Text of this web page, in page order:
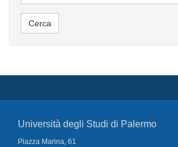
Università degli Studi di Palermo
Piazza Marina, 61